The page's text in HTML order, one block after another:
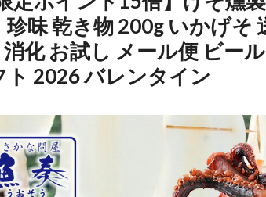
珍味 乾き物 200g いかげそ
化 お試し メール便 ビー
ト 2026 バレンタイン